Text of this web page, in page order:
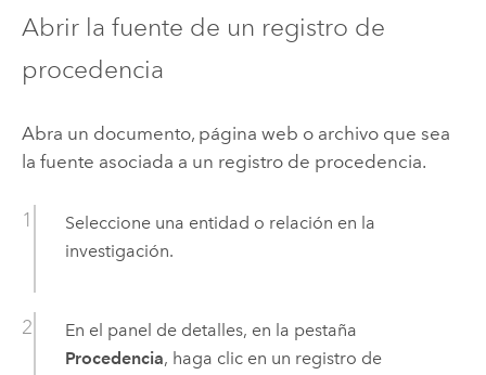
Abrir la fuente de un registro de
procedencia
Abra un documento, página web o archivo que sea
la fuente asociada a un registro de procedencia.
Seleccione una entidad o relación en la
investigación.
En el panel de detalles, en la pestaña
Procedencia, haga clic en un registro de